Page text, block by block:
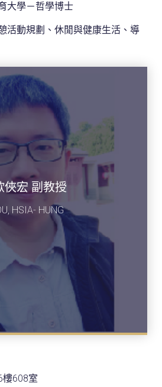
大學－哲學博士
活動規劃、休閒與健康生活、導
俠宏 副教授
HSIA- HUNG
樓608室